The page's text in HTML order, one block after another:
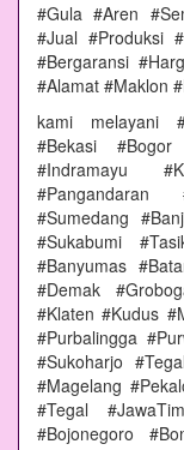
#Gula #Aren
#Jual #Produksi
#Bergaransi
#Alamat #Maklon
kami melayani
#Bekasi
#Indramayu
#Pangandaran
#Sumedang
#Sukabumi
#Banyumas
#Demak
#Klaten #Kudus
#Purbalingga
#Sukoharjo
#Magelang
#Tegal
#Bojonegoro